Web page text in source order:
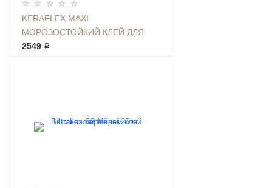
KERAFLEX MAXI
МОРОЗОСТОЙКИЙ КЛЕЙ ДЛЯ
ПЛИТКИ 25КГ СЕРЫЙ
2549 ₽